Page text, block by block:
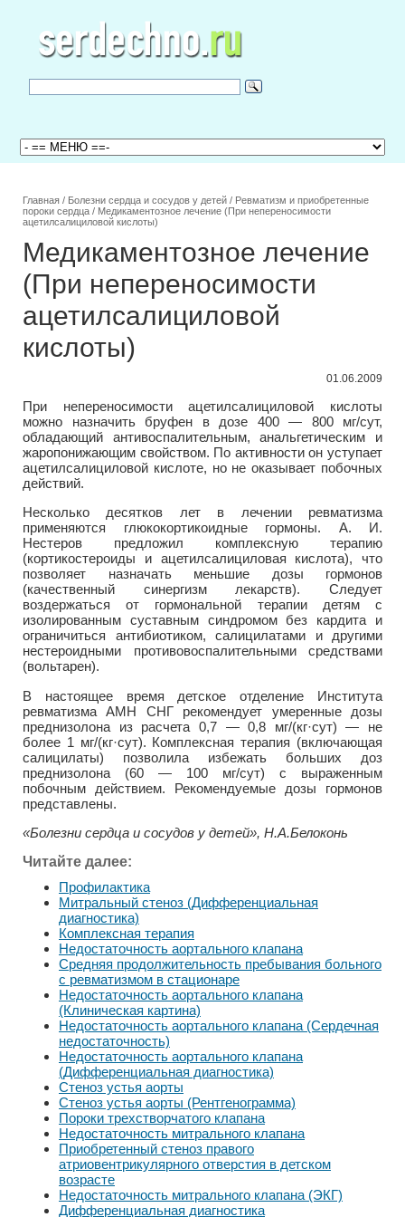
Главная / Болезни сердца и сосудов у детей / Ревматизм и приобретенные
пороки сердца / Медикаментозное лечение (При непереносимости
ацетилсалициловой кислоты)
Медикаментозное лечение
(При непереносимости
ацетилсалициловой
кислоты)
01.06.2009
При непереносимости ацетилсалициловой кислоты
можно назначить бруфен в дозе 400 — 800 мг/сут,
обладающий антивоспалительным, анальгетическим и
жаропонижающим свойством. По активности он уступает
ацетилсалициловой кислоте, но не оказывает побочных
действий.
Несколько десятков лет в лечении ревматизма
применяются глюкокортикоидные гормоны. А. И.
Нестеров предложил комплексную терапию
(кортикостероиды и ацетилсалициловая кислота), что
позволяет назначать меньшие дозы гормонов
(качественный синергизм лекарств). Следует
воздержаться от гормональной терапии детям с
изолированным суставным синдромом без кардита и
ограничиться антибиотиком, салицилатами и другими
нестероидными противовоспалительными средствами
(вольтарен).
В настоящее время детское отделение Института
ревматизма АМН СНГ рекомендует умеренные дозы
преднизолона из расчета 0,7 — 0,8 мг/(кг·сут) — не
более 1 мг/(кг·сут). Комплексная терапия (включающая
салицилаты) позволила избежать больших доз
преднизолона (60 — 100 мг/сут) с выраженным
побочным действием. Рекомендуемые дозы гормонов
представлены.
«Болезни сердца и сосудов у детей», Н.А.Белоконь
Читайте далее:
Профилактика
Митральный стеноз (Дифференциальная
диагностика)
Комплексная терапия
Недостаточность аортального клапана
Средняя продолжительность пребывания больного
с ревматизмом в стационаре
Недостаточность аортального клапана
(Клиническая картина)
Недостаточность аортального клапана (Сердечная
недостаточность)
Недостаточность аортального клапана
(Дифференциальная диагностика)
Стеноз устья аорты
Стеноз устья аорты (Рентгенограмма)
Пороки трехстворчатого клапана
Недостаточность митрального клапана
Приобретенный стеноз правого
атриовентрикулярного отверстия в детском
возрасте
Недостаточность митрального клапана (ЭКГ)
Дифференциальная диагностика